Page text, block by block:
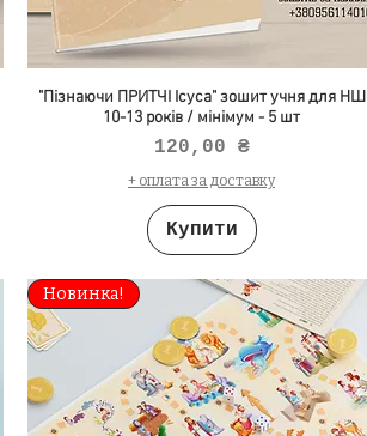
"Пізнаючи ПРИТЧІ Ісуса" зошит учня для НШ
10-13 років / мінімум - 5 шт
Ціна
120,00 ₴
+ оплата за доставку
Купити
Новинка!